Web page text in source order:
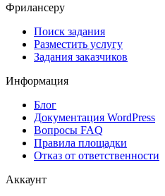
Фрилансеру
Поиск задания
Разместить услугу
Задания заказчиков
Информация
Блог
Документация WordPress
Вопросы FAQ
Правила площадки
Отказ от ответственности
Аккаунт